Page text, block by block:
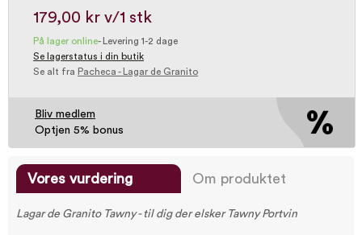
179,00 kr v/1 stk
På lager online-
Levering 1-2 dage
Se lagerstatus i din butik
Se alt fra Pacheca - Lagar de Granito
Bliv medlem
Optjen 5% bonus
Vores vurdering Om produktet
Lagar de Granito Tawny - til dig der elsker Tawny Portvin